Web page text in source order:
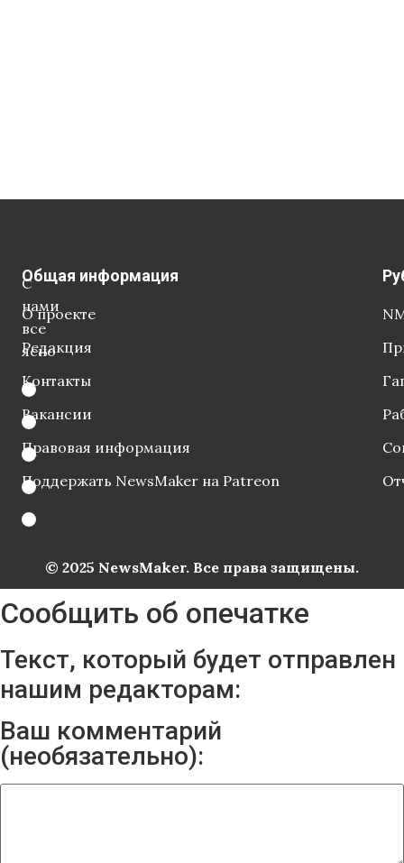
С
нами
все
ясно
Общая информация
О проекте
Редакция
Контакты
Вакансии
Правовая информация
Поддержать NewsMaker на Patreon
© 2025 NewsMaker. Все права защищены.
Сообщить об опечатке
Текст, который будет отправлен
нашим редакторам:
Ваш комментарий
(необязательно):